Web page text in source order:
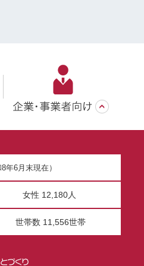
年6月末現在）
女性 12,180人
世帯数 11,556世帯